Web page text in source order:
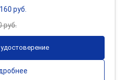
руб.
руб.